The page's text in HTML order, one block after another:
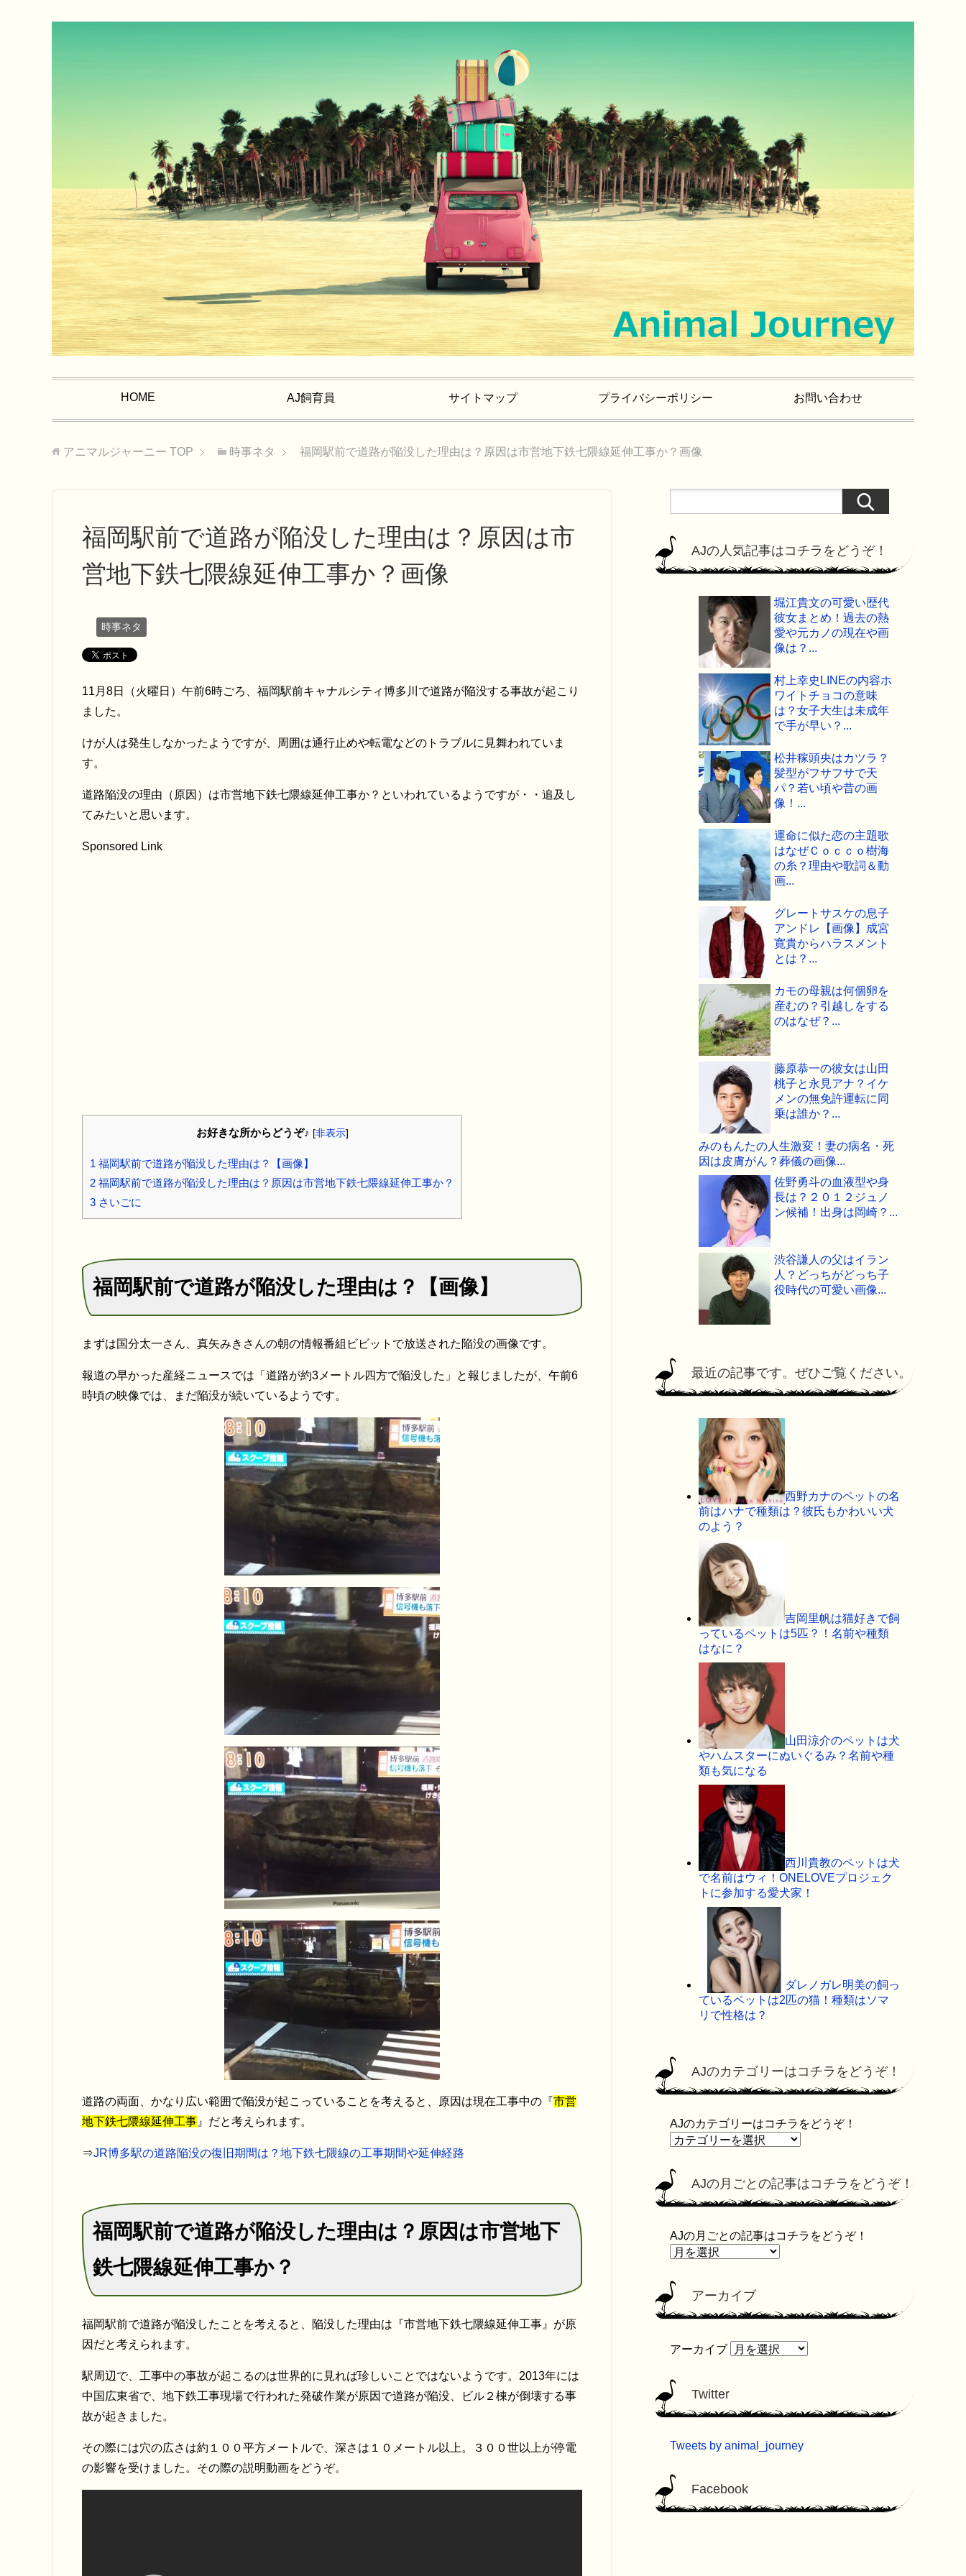
HOME AJ飼育員 サイトマップ プライバシーポリシー お問い合わせ
アニマルジャーニー TOP 時事ネタ 福岡駅前で道路が陥没した理由は？原因は市営地下鉄七隈線延伸工事か？画像
福岡駅前で道路が陥没した理由は？原因は市
営地下鉄七隈線延伸工事か？画像
時事ネタ
11月8日（火曜日）午前6時ごろ、福岡駅前キャナルシティ博多川で道路が陥没する事故が起こり
ました。
けが人は発生しなかったようですが、周囲は通行止めや転電などのトラブルに見舞われていま
す。
道路陥没の理由（原因）は市営地下鉄七隈線延伸工事か？といわれているようですが・・追及し
てみたいと思います。
Sponsored Link
お好きな所からどうぞ♪ [非表示]
1 福岡駅前で道路が陥没した理由は？【画像】
2 福岡駅前で道路が陥没した理由は？原因は市営地下鉄七隈線延伸工事か？
3 さいごに
福岡駅前で道路が陥没した理由は？【画像】
まずは国分太一さん、真矢みきさんの朝の情報番組ビビットで放送された陥没の画像です。
報道の早かった産経ニュースでは「道路が約3メートル四方で陥没した」と報じましたが、午前6
時頃の映像では、まだ陥没が続いているようです。
道路の両面、かなり広い範囲で陥没が起こっていることを考えると、原因は現在工事中の『市営
地下鉄七隈線延伸工事 』だと考えられます。
⇒JR博多駅の道路陥没の復旧期間は？地下鉄七隈線の工事期間や延伸経路
福岡駅前で道路が陥没した理由は？原因は市営地下
鉄七隈線延伸工事か？
福岡駅前で道路が陥没したことを考えると、陥没した理由は『市営地下鉄七隈線延伸工事』が原
因だと考えられます。
駅周辺で、工事中の事故が起こるのは世界的に見れば珍しいことではないようです。2013年には
中国広東省で、地下鉄工事現場で行われた発破作業が原因で道路が陥没、ビル２棟が倒壊する事
故が起きました。
その際には穴の広さは約１００平方メートルで、深さは１０メートル以上。３００世以上が停電
の影響を受けました。その際の説明動画をどうぞ。
AJの人気記事はコチラをどうぞ！
堀江貴文の可愛い歴代
彼女まとめ！過去の熱
愛や元カノの現在や画
像は？...
村上幸史LINEの内容ホ
ワイトチョコの意味
は？女子大生は未成年
で手が早い？...
松井稼頭央はカツラ？
髪型がフサフサで天
パ？若い頃や昔の画
像！...
運命に似た恋の主題歌
はなぜＣｏｃｃｏ樹海
の糸？理由や歌詞＆動
画...
グレートサスケの息子
アンドレ【画像】成宮
寛貴からハラスメント
とは？...
カモの母親は何個卵を
産むの？引越しをする
のはなぜ？...
藤原恭一の彼女は山田
桃子と永見アナ？イケ
メンの無免許運転に同
乗は誰か？...
みのもんたの人生激変！妻の病名・死
因は皮膚がん？葬儀の画像...
佐野勇斗の血液型や身
長は？２０１２ジュノ
ン候補！出身は岡崎？...
渋谷謙人の父はイラン
人？どっちがどっち子
役時代の可愛い画像...
最近の記事です。ぜひご覧ください。
西野カナのペットの名
前はハナで種類は？彼氏もかわいい犬
のよう？
吉岡里帆は猫好きで飼
っているペットは5匹？！名前や種類
はなに？
山田涼介のペットは犬
やハムスターにぬいぐるみ？名前や種
類も気になる
西川貴教のペットは犬
で名前はウィ！ONELOVEプロジェク
トに参加する愛犬家！
ダレノガレ明美の飼っ
ているペットは2匹の猫！種類はソマ
リで性格は？
AJのカテゴリーはコチラをどうぞ！
AJのカテゴリーはコチラをどうぞ！
AJの月ごとの記事はコチラをどうぞ！
AJの月ごとの記事はコチラをどうぞ！
アーカイブ
アーカイブ
Twitter
Tweets by animal_journey
Facebook